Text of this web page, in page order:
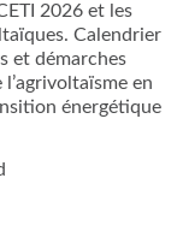
2026 et les
Calendrier
et démarches
en
énergétique